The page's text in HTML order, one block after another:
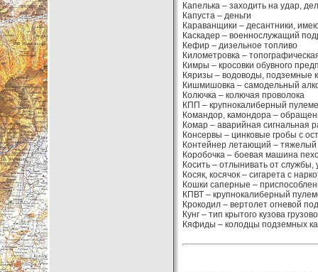
Капелька – заходить на удар,
Капуста – деньги
Караванщики – десантники,
Каскадер – военнослужащий
Кефир – дизельное топливо
Километровка –
Кимры – кросовки обувного
Кяризы – водоводы, подземные
Кишмишовка – самодельный
Колючка – колючая проволока
КПП – крупнокалиберный
Командор, камондора –
Комар – аварийная сигнальная
Консервы – цинковые гробы с
Контейнер летающий –
Коробочка – боевая машина
Косить – отлынивать от службы,
Косяк, косячок – сигарета с
Кошки саперные –
КПВТ – крупнокалиберный
Крокодил – вертолет огневой
Кунг – тип крытого кузова
Кяфиды – колодцы подземных